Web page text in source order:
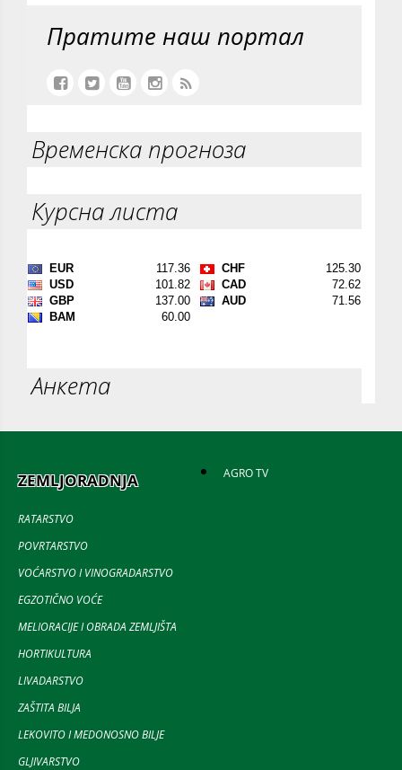
Пратите наш портал
Временска прогноза
Курсна листа
Анкета
ZEMLJORADNJA
RATARSTVO
POVRTARSTVO
VOĆARSTVO I VINOGRADARSTVO
EGZOTIČNO VOĆE
MELIORACIJE I OBRADA ZEMLJIŠTA
HORTIKULTURA
LIVADARSTVO
ZAŠTITA BILJA
LEKOVITO I MEDONOSNO BILJE
GLJIVARSTVO
AGRO TV